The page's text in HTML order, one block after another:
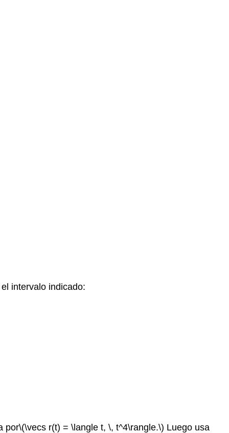
intervalo indicado:
por\(\vecs r(t) = \langle t, \, t^4\rangle.\) Luego usa